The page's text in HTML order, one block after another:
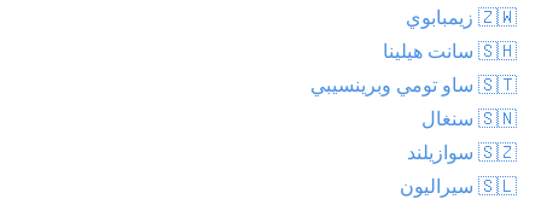
🇿🇼 زيمبابوي
🇸🇭 سانت هيلينا
🇸🇹 ساو تومي وبرينسيبي
🇸🇳 سنغال
🇸🇿 سوازيلند
🇸🇱 سيراليون